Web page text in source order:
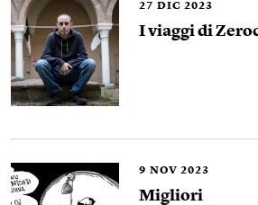
27 DIC 2023
I viaggi di
9 NOV 2023
Migliori